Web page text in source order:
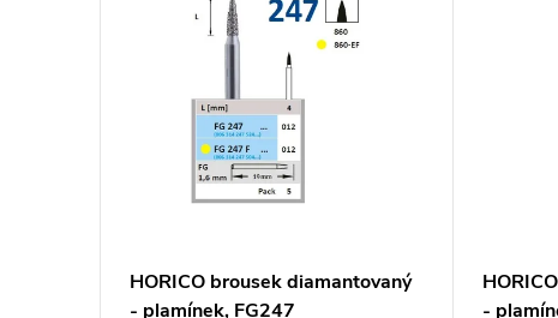
HORICO brousek diamantovaný
- plamínek, FG247
-